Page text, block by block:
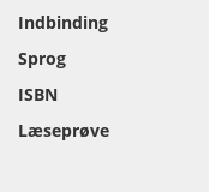
Indbinding
Sprog
ISBN
Læseprøve